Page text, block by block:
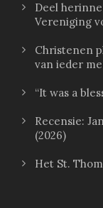
Deel
Vereniging
Christenen
van ieder
“It was a
Recensie:
(2026)
Het St.